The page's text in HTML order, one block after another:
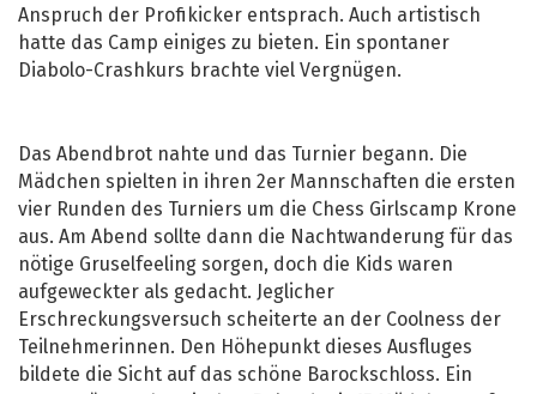
Anspruch der Profikicker entsprach. Auch artistisch
hatte das Camp einiges zu bieten. Ein spontaner
Diabolo-Crashkurs brachte viel Vergnügen.
Das Abendbrot nahte und das Turnier begann. Die
Mädchen spielten in ihren 2er Mannschaften die ersten
vier Runden des Turniers um die Chess Girlscamp Krone
aus. Am Abend sollte dann die Nachtwanderung für das
nötige Gruselfeeling sorgen, doch die Kids waren
aufgeweckter als gedacht. Jeglicher
Erschreckungsversuch scheiterte an der Coolness der
Teilnehmerinnen. Den Höhepunkt dieses Ausfluges
bildete die Sicht auf das schöne Barockschloss. Ein